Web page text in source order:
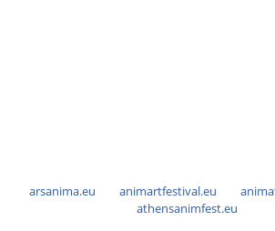
arsanima.eu animartfestival.eu
athensanimfest.eu